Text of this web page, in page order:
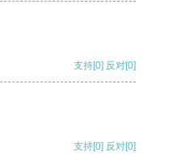
支持[0] 反对[0]
支持[0] 反对[0]